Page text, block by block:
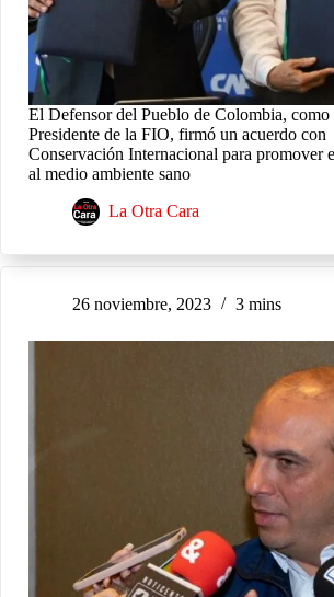
El Defensor del Pueblo de Colombia, como
Presidente de la FIO, firmó un acuerdo con
Conservación Internacional para promover
al medio ambiente sano
La Otra Cara
26 noviembre, 2023 3 mins